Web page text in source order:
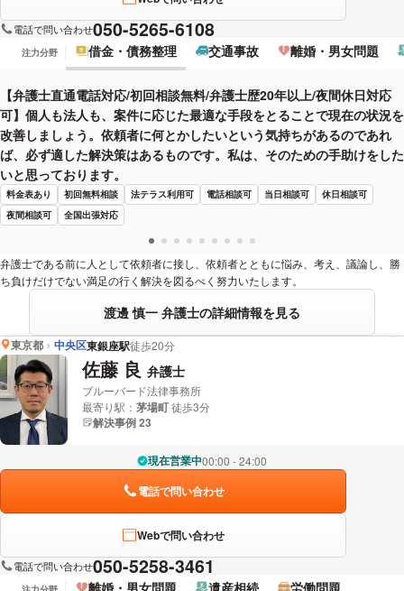
電話で問い合わせ050-5265-6108
注力分野 借金・債務整理 交通事故 離婚・男女問題
【弁護士直通電話対応/初回相談無料/弁護士歴20年以上/夜間休日対応
可】個人も法人も、案件に応じた最適な手段をとることで現在の状況を
改善しましょう。依頼者に何とかしたいという気持ちがあるのであれ
ば、必ず適した解決策はあるものです。私は、そのための手助けをした
いと思っております。
料金表あり 初回無料相談 法テラス利用可 電話相談可 当日相談可
休日相談可
夜間相談可
全国出張対応
弁護士である前に人として依頼者に接し、依頼者とともに悩み、考え、議論し、勝
ち負けだけでない満足の行く解決を図るべく努力いたします。
渡邊 慎一 弁護士の詳細情報を見る
東京都 中央区東銀座駅徒歩20分
佐藤 良 弁護士
ブルーバード法律事務所
最寄り駅： 茅場町徒歩3分
解決事例 23
現在営業中00:00 - 24:00
電話で問い合わせ
Webで問い合わせ
電話で問い合わせ050-5258-3461